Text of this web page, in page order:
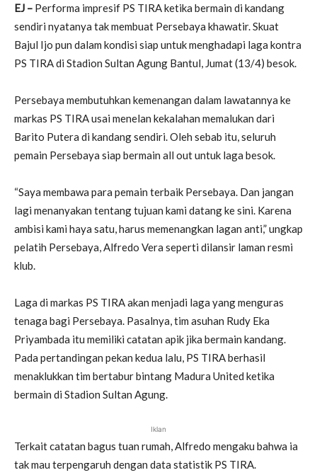
EJ – Performa impresif PS TIRA ketika bermain di kandang
sendiri nyatanya tak membuat Persebaya khawatir. Skuat
Bajul Ijo pun dalam kondisi siap untuk menghadapi laga kontra
PS TIRA di Stadion Sultan Agung Bantul, Jumat (13/4) besok.
Persebaya membutuhkan kemenangan dalam lawatannya ke
markas PS TIRA usai menelan kekalahan memalukan dari
Barito Putera di kandang sendiri. Oleh sebab itu, seluruh
pemain Persebaya siap bermain all out untuk laga besok.
“Saya membawa para pemain terbaik Persebaya. Dan jangan
lagi menanyakan tentang tujuan kami datang ke sini. Karena
ambisi kami haya satu, harus memenangkan lagan anti,” ungkap
pelatih Persebaya, Alfredo Vera seperti dilansir laman resmi
klub.
Laga di markas PS TIRA akan menjadi laga yang menguras
tenaga bagi Persebaya. Pasalnya, tim asuhan Rudy Eka
Priyambada itu memiliki catatan apik jika bermain kandang.
Pada pertandingan pekan kedua lalu, PS TIRA berhasil
menaklukkan tim bertabur bintang Madura United ketika
bermain di Stadion Sultan Agung.
Iklan
Terkait catatan bagus tuan rumah, Alfredo mengaku bahwa ia
tak mau terpengaruh dengan data statistik PS TIRA.